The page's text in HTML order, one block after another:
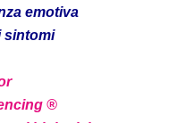
emotiva
sintomi
®